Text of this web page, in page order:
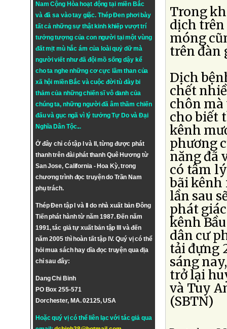
Nam Cộng Hòa hoạt động tại miền Bắc
và đã sa vào tay giặc. Thép Đen phơi bày
tất cả những sự thật kinh khiếp vượt trí
tưởng tượng của con người tại một vùng
đất mịt mù hắc ám của loài quỷ dữ mà
người viết như đã đội mồ sống dậy kể
cho ta nghe những cơ cực lầm than của
xã hội miền Bắc và cuộc đời tù đày bi
thảm của những chiến sĩ vô danh của
chúng ta, những người đã âm thầm chiến
đấu và gục ngã vì lý tưởngTự DovàĐại
Nghĩa Dân Tộc...
Ở đây chỉ có tập I và II, từng được phát
thanh trên đài phát thanh Quê Hương từ
San Jose, California - Hoa Kỳ, trong
chương trình đọc truyện do Trần Nam
phụ trách.
Thép Đen tập I và II do nhà xuất bản Đông
Tiến phát hành từ năm 1987. Đến năm
1991, tác giả tự xuất bản tập III và đến
năm 2005 thì hoàn tất tập IV. Quý vị có thể
hỏi mua sách hay dĩa đọc truyện qua địa
chỉ sau đây:
Dang Chi Binh
PO Box 255-571
Dorchester, MA. 02125, USA
Hoặc quý vị có thể liên lạc với tác giả qua
Trong
dịch
móng
trên đàn
Dịch
chết
chôn
cho biết
kênh
phương
năng đã
có tâm
bãi kênh
lần sau
phát
kênh
dân cư
tải đựng
sáng
trở lại
và Tuy
(SBTN)